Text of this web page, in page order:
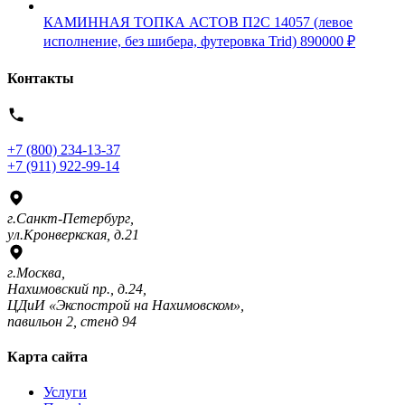
КАМИННАЯ ТОПКА АСТОВ П2С 14057 (левое
исполнение, без шибера, футеровка Trid) 890000 ₽
Контакты
+7 (800) 234-13-37
+7 (911) 922-99-14
г.Санкт-Петербург,
ул.Кронверкская, д.21
г.Москва,
Нахимовский пр., д.24,
ЦДиИ «Экспострой на Нахимовском»,
павильон 2, стенд 94
Карта сайта
Услуги